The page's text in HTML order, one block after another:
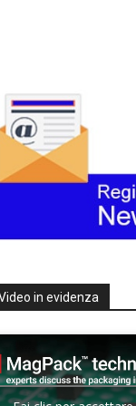
in evidenza